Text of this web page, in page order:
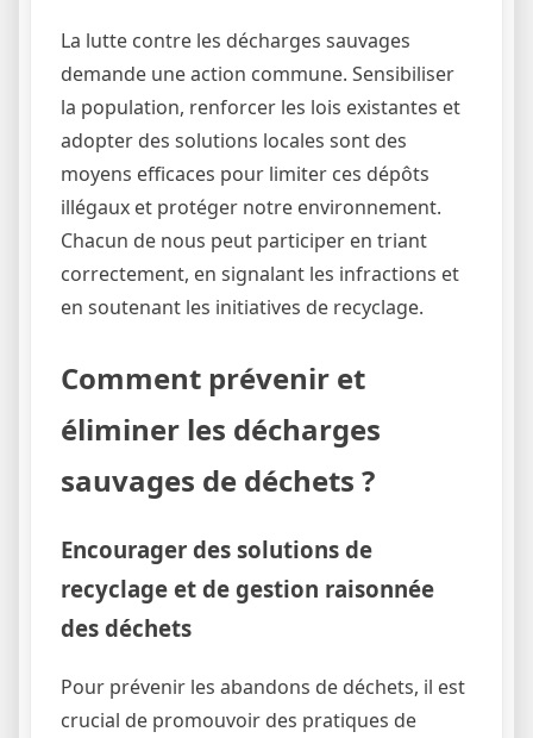
La lutte contre les décharges sauvages
demande une action commune. Sensibiliser
la population, renforcer les lois existantes et
adopter des solutions locales sont des
moyens efficaces pour limiter ces dépôts
illégaux et protéger notre environnement.
Chacun de nous peut participer en triant
correctement, en signalant les infractions et
en soutenant les initiatives de recyclage.
Comment prévenir et
éliminer les décharges
sauvages de déchets ?
Encourager des solutions de
recyclage et de gestion raisonnée
des déchets
Pour prévenir les abandons de déchets, il est
crucial de promouvoir des pratiques de